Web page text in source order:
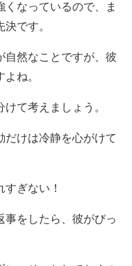
なっているので、ま
です。
自然なことですが、彼
ね。
て考えましょう。
だけは冷静を心がけて
ぎない！
事をしたら、彼がびっ